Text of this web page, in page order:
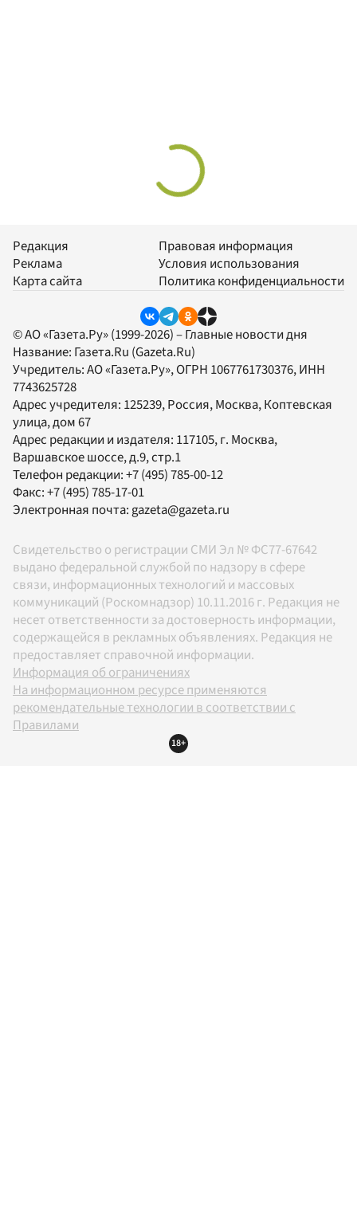
Редакция
Реклама
Карта сайта
Правовая информация
Условия использования
Политика конфиденциальности
© АО «Газета.Ру» (1999-2026) – Главные новости дня
Название: Газета.Ru (Gazeta.Ru)
Учредитель:АО «Газета.Ру», ОГРН 1067761730376, ИНН
7743625728
Адрес учредителя: 125239, Россия, Москва, Коптевская
улица, дом 67
Адрес редакции и издателя: 117105, г. Москва,
Варшавское шоссе, д.9, стр.1
Телефон редакции:+7 (495) 785-00-12
Факс:+7 (495) 785-17-01
Электронная почта: gazeta@gazeta.ru
Свидетельство о регистрации СМИ Эл № ФС77-67642
выдано федеральной службой по надзору в сфере
связи, информационных технологий и массовых
коммуникаций (Роскомнадзор) 10.11.2016 г. Редакция не
несет ответственности за достоверность информации,
содержащейся в рекламных объявлениях. Редакция не
предоставляет справочной информации.
Информация об ограничениях
На информационном ресурсе применяются
рекомендательные технологии в соответствии с
Правилами
18+